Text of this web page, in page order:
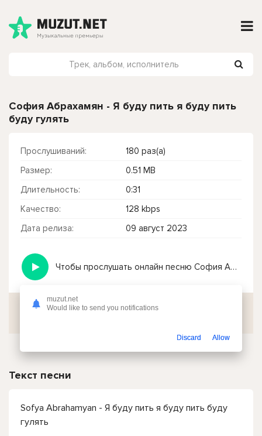
София Абрахамян - Я буду пить я буду пить
буду гулять
Прослушиваний:
180 раз(а)
Размер:
0.51 MB
Длительность:
0:31
Качество:
128 kbps
Дата релиза:
09 август 2023
Чтобы прослушать онлайн песню София Абрахамян - Я буду пить я буду пить буду гулять нажмите на кнопку плей с светом зелений
Скачать
Текст песни
Sofya Abrahamyan - Я буду пить я буду пить буду
гулять
muzut.net
Would like to send you notifications
Discard Allow